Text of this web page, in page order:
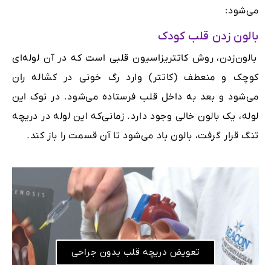
می‌شود:
بالون زدن قلب کودک
بالون‌زدن، روش کاتتریزاسیون قلبی است که در آن لوله‌ای
کوچک و منعطف (کاتتر) وارد رگ خونی در کشاله ران
می‌شود و بعد به داخل قلب فرستاده می‌شود. در نوک این
لوله، یک بالون خالی وجود دارد. زمانی‌که این لوله در دریچه
تنگ قرار گرفت، بالون باد می‌شود تا آن قسمت را باز کند.
تعویض دریچه قلب بدون جراحی